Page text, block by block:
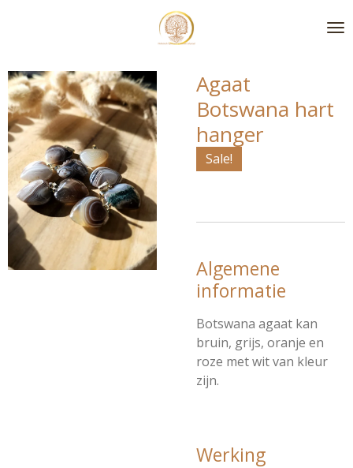
de
hoofdinhoud
Agaat
Botswana hart
hanger
Sale!
Algemene
informatie
Botswana agaat kan
bruin, grijs, oranje en
roze met wit van kleur
zijn.
Werking